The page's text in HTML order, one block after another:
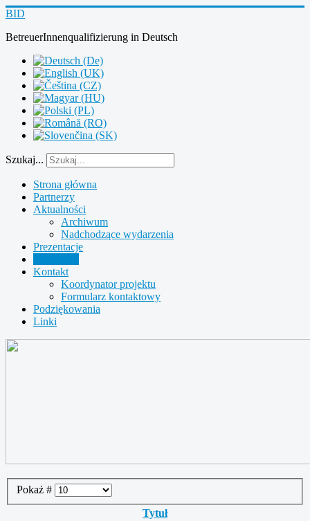
BID
BetreuerInnenqualifizierung in Deutsch
Szukaj...
Strona główna
Partnerzy
Aktualności
Archiwum
Nadchodzące wydarzenia
Prezentacje
Kontakt
Koordynator projektu
Formularz kontaktowy
Podziękowania
Linki
Pokaż #
Tytuł